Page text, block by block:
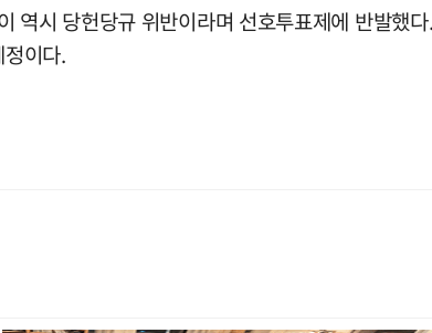
역시 당헌당규 위반이라며 선호투표제에 반발했
이다.